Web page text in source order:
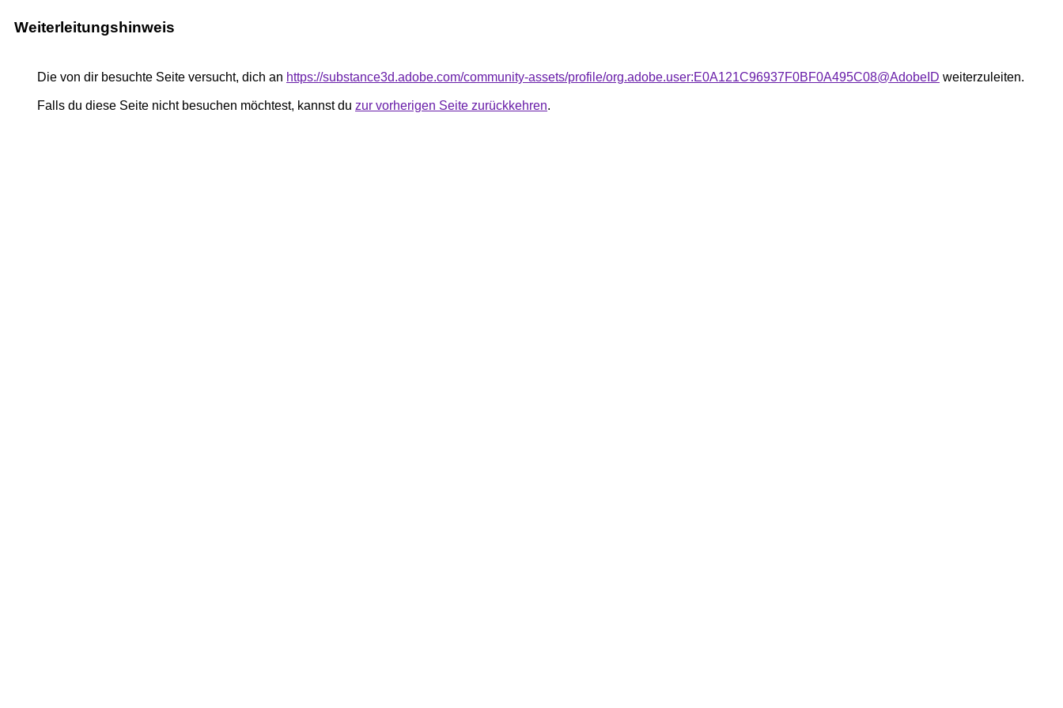
Weiterleitungshinweis
Die von dir besuchte Seite versucht, dich an https://substance3d.adobe.com/community-assets/profile/org.adobe.user:E0A121C96937F0BF0A495C08@AdobeID weiterzuleiten.
Falls du diese Seite nicht besuchen möchtest, kannst du zur vorherigen Seite zurückkehren.